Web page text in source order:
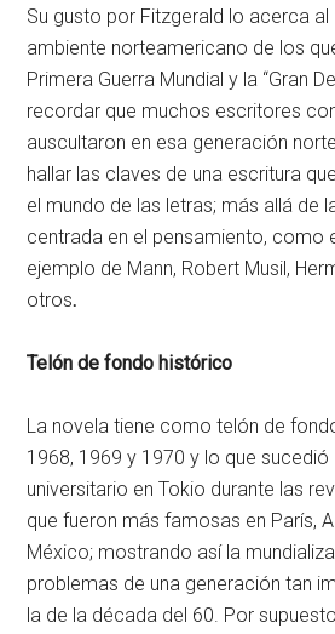
Su gusto por Fitzgerald lo acerca
ambiente norteamericano de los
Primera Guerra Mundial y la “Gran
recordar que muchos escritores
auscultaron en esa generación
hallar las claves de una escritura
el mundo de las letras; más allá de
centrada en el pensamiento, como
ejemplo de Mann, Robert Musil,
otros.
Telón de fondo histórico
La novela tiene como telón de
1968, 1969 y 1970 y lo que sucedió
universitario en Tokio durante las
que fueron más famosas en París,
México; mostrando así la
problemas de una generación tan
la de la década del 60. Por